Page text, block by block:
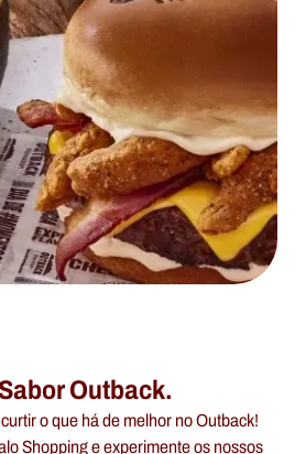
Outback.
o que há de melhor no Outback!
Shopping e experimente os nossos